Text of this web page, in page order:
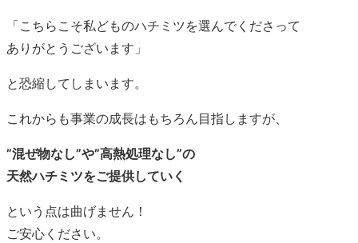
「こちらこそ私どものハチミツを選んでくださって
ありがとうございます」
と恐縮してしまいます。
これからも事業の成長はもちろん目指しますが、
”混ぜ物なし”や”高熱処理なし”の
天然ハチミツをご提供していく
という点は曲げません！
ご安心ください。